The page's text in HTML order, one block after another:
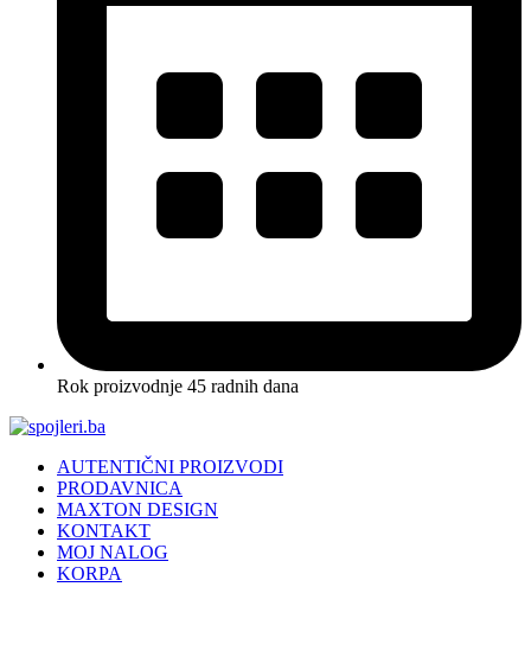
Rok proizvodnje 45 radnih dana
AUTENTIČNI PROIZVODI
PRODAVNICA
MAXTON DESIGN
KONTAKT
MOJ NALOG
KORPA